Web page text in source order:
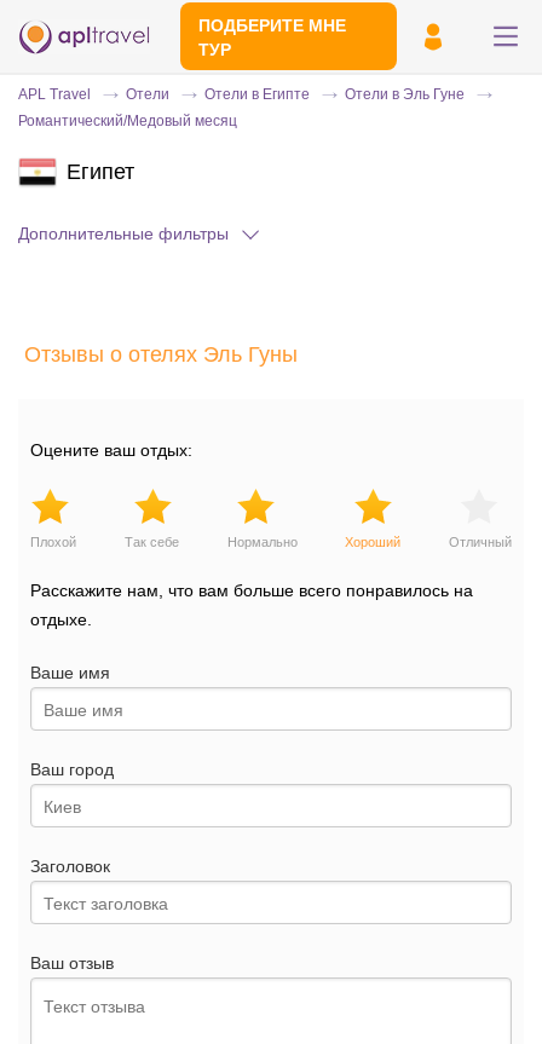
ПОДБЕРИТЕ МНЕ
ТУР
Эксперт свяжется с вами и сделает
APL Travel Отели Отели в Египте
Отели в Эль Гуне
Романтический/Медовый месяц
Египет
Дополнительные фильтры
Отзывы о отелях Эль Гуны
Оцените ваш отдых:
Плохой Так себе Нормально Хороший Отличный
Расскажите нам, что вам больше всего понравилось на
отдыхе.
Ваше имя
Ваш город
Заголовок
Ваш отзыв